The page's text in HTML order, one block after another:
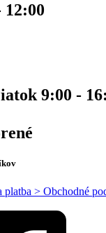
12:00
9:00 -
platba > Obchodné